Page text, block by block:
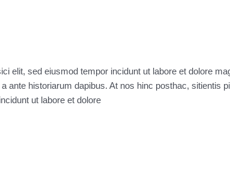
elit, sed eiusmod tempor incidunt ut labore et dolore
ante historiarum dapibus. At nos hinc posthac, sitientis
ut labore et dolore